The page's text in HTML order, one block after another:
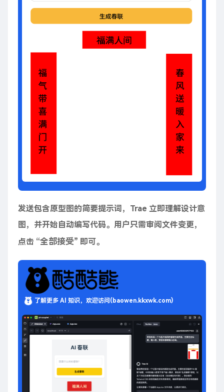
发送包含原型图的简要提示词，Trae 立即理解设计意
图，并开始自动编写代码。用户只需审阅文件变更，
点击 “全部接受” 即可。
了解更多 AI 知识，欢迎访问(baowen.kkxwk.com)